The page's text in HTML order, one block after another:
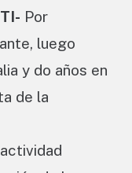
Por
luego
y do años en
de la